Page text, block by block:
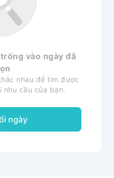
vào ngày đã
nhau để tìm được
nhu cầu của bạn.
ngày